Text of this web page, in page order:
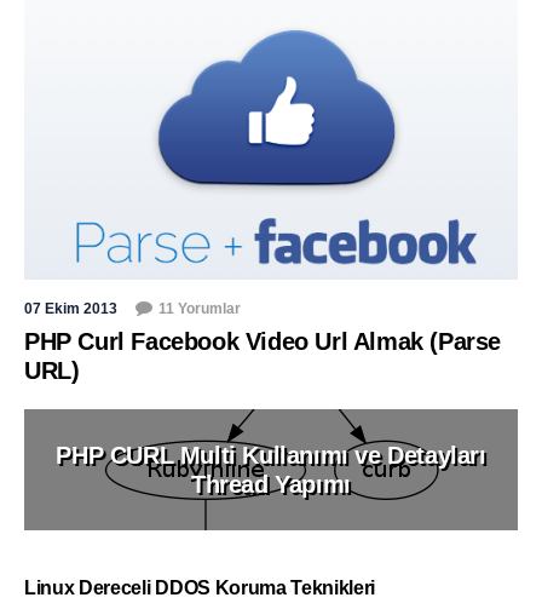
07 Ekim 2013 11 Yorumlar
PHP Curl Facebook Video Url Almak (Parse
URL)
PHP CURL Multi Kullanımı ve Detayları
Thread Yapımı
Linux Dereceli DDOS Koruma Teknikleri